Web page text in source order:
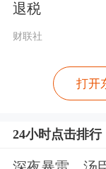
退税
财联社
打开
24小时点击排行